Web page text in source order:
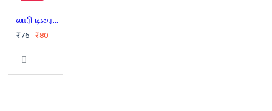
லாரி டிரைவரின் கதை
₹76 ₹80